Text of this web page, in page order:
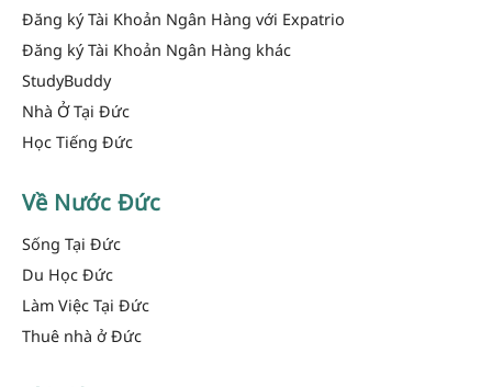
Đăng ký Tài Khoản Ngân Hàng với Expatrio
Đăng ký Tài Khoản Ngân Hàng khác
StudyBuddy
Nhà Ở Tại Đức
Học Tiếng Đức
Về Nước Đức
Sống Tại Đức
Du Học Đức
Làm Việc Tại Đức
Thuê nhà ở Đức